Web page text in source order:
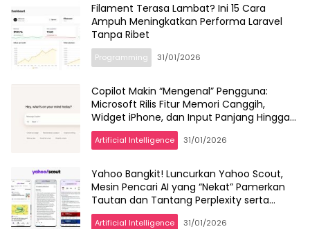
Filament Terasa Lambat? Ini 15 Cara
Ampuh Meningkatkan Performa Laravel
Tanpa Ribet
Programming 31/01/2026
Copilot Makin “Mengenal” Pengguna:
Microsoft Rilis Fitur Memori Canggih,
Widget iPhone, dan Input Panjang Hingga
10.240 Karakter
Artificial Intelligence 31/01/2026
Yahoo Bangkit! Luncurkan Yahoo Scout,
Mesin Pencari AI yang “Nekat” Pamerkan
Tautan dan Tantang Perplexity serta
Google
Artificial Intelligence 31/01/2026